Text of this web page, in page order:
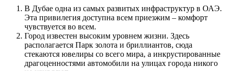
В Дубае одна из самых развитых инфраструктур в ОАЭ.
Эта привилегия доступна всем приезжим – комфорт
чувствуется во всем.
Город известен высоким уровнем жизни. Здесь
располагается Парк золота и бриллиантов, сюда
стекаются ювелиры со всего мира, а инкрустированные
драгоценностями автомобили на улицах города никого